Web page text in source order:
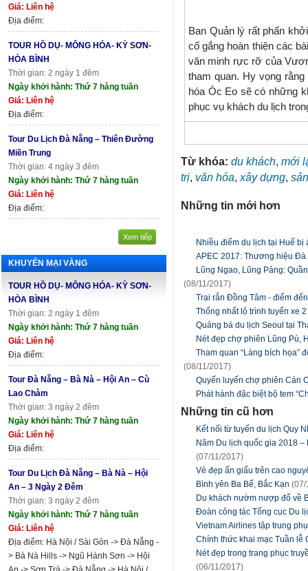
Giá: Liên hệ
Địa điểm:
TOUR HỒ DỤ- MÔNG HÓA- KỲ SƠN-
HÒA BÌNH
Thời gian: 2 ngày 1 đêm
Ngày khởi hành: Thứ 7 hàng tuần
Giá: Liên hệ
Địa điểm:
Tour Du Lịch Đà Nẵng – Thiên Đường
Miền Trung
Thời gian: 4 ngày 3 đêm
Ngày khởi hành: Thứ 7 hàng tuần
Giá: Liên hệ
Địa điểm:
Xem tiếp
KHUYẾN MẠI VÀNG
TOUR HỒ DỤ- MÔNG HÓA- KỲ SƠN-
HÒA BÌNH
Thời gian: 2 ngày 1 đêm
Ngày khởi hành: Thứ 7 hàng tuần
Giá: Liên hệ
Địa điểm:
Tour Đà Nẵng – Bà Nà – Hội An – Cù
Lao Chàm
Thời gian: 3 ngày 2 đêm
Ngày khởi hành: Thứ 7 hàng tuần
Giá: Liên hệ
Địa điểm:
Tour Du Lịch Đà Nẵng – Bà Nà – Hội
An – 3 Ngày 2 Đêm
Thời gian: 3 ngày 2 đêm
Ngày khởi hành: Thứ 7 hàng tuần
Giá: Liên hệ
Địa điểm: Hà Nội / Sài Gòn -> Đà Nẵng -
> Bà Nà Hills -> Ngũ Hành Sơn -> Hội
Ban Quản lý rất phấn
cố gắng hoàn thiện các
văn minh rực rỡ của
tham quan. Hy vọng
hóa Óc Eo sẽ có những
phục vụ khách du lịch
Từ khóa: du khách, mới
trị, văn hóa, xây dựng,
Những tin mới hơn
Nhiều điểm du lịch tại Huế
APEC 2017: Thương hiệu
Lũng Ngao, Lũng Pảng:
(08/11/2017)
Trại rắn Đồng Tâm - điểm
Thống nhất lộ trình tuyến xe
Quảng bá du lịch Seoul tại
Nét đẹp chợ phiên Lũng Pù,
Tham quan “Làng bích họa”
(08/11/2017)
Quyến luyến chợ phiên Cán
Phát hành đặc biệt bộ tem
Những tin cũ hơn
Kết nối từ tuyến du lịch Quy
Năm Du lịch quốc gia 2018
(07/11/2017)
Vẻ đẹp ẩn giấu trên cao
Bình yên Ba Bể, Bắc Kạn (07/
Du khách nườm nượp đổ về
Đoàn công tác Tổng cục Du
Vietnam Airlines tập trung
Chính thức khai mạc Tuần lễ
Nét đẹp trong trang phục
(06/11/2017)